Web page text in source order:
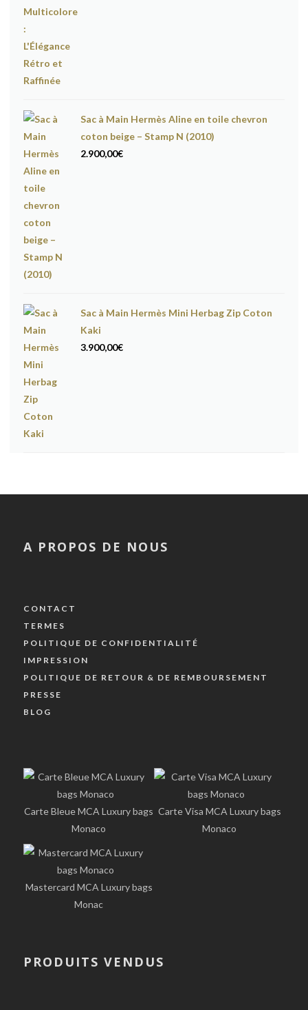
Sac à Main Hermès Aline en toile chevron
coton beige – Stamp N (2010)
2.900,00€
Sac à Main Hermès Mini Herbag Zip Coton
Kaki
3.900,00€
A PROPOS DE NOUS
CONTACT
TERMES
POLITIQUE DE CONFIDENTIALITÉ
IMPRESSION
POLITIQUE DE RETOUR & DE REMBOURSEMENT
PRESSE
BLOG
Carte Bleue MCA Luxury bags
Monaco
Carte Visa MCA Luxury bags
Monaco
Mastercard MCA Luxury bags
Monac
PRODUITS VENDUS